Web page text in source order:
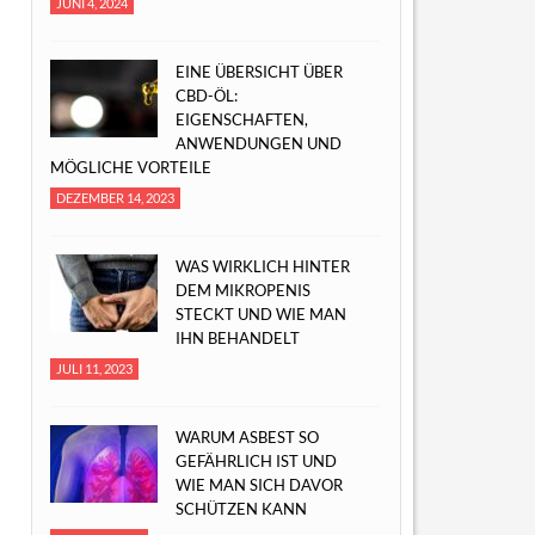
EINE ÜBERSICHT ÜBER
CBD-ÖL:
EIGENSCHAFTEN,
ANWENDUNGEN UND
MÖGLICHE VORTEILE
DEZEMBER 14, 2023
WAS WIRKLICH HINTER
DEM MIKROPENIS
STECKT UND WIE MAN
IHN BEHANDELT
JULI 11, 2023
WARUM ASBEST SO
GEFÄHRLICH IST UND
WIE MAN SICH DAVOR
SCHÜTZEN KANN